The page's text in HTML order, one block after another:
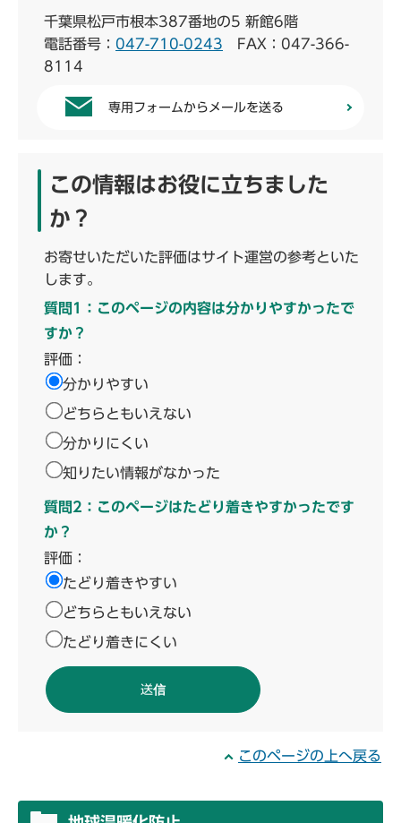
千葉県松戸市根本387番地の5 新館6階
電話番号： 047-710-0243 FAX：047-366-
8114
専用フォームからメールを送る
この情報はお役に立ちました
か？
お寄せいただいた評価はサイト運営の参考といた
します。
質問1：このページの内容は分かりやすかったで
すか？
評価：
分かりやすい
どちらともいえない
分かりにくい
知りたい情報がなかった
質問2：このページはたどり着きやすかったです
か？
評価：
たどり着きやすい
どちらともいえない
たどり着きにくい
このページの上へ戻る